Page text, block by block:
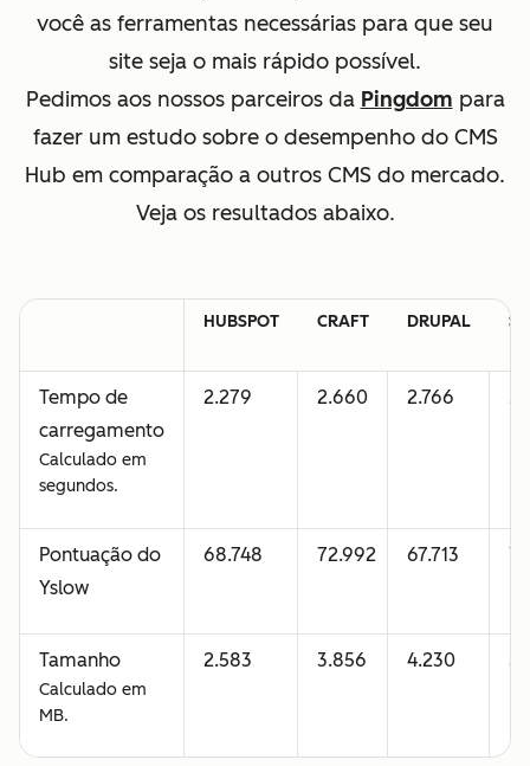
você as ferramentas necessárias para que seu
site seja o mais rápido possível.
Pedimos aos nossos parceiros da Pingdom para
fazer um estudo sobre o desempenho do CMS
Hub em comparação a outros CMS do mercado.
Veja os resultados abaixo.
HUBSPOT CRAFT DRUPAL
Tempo de
carregamento
Calculado em
segundos.
2.279 2.660 2.766
Pontuação do
Yslow
68.748 72.992 67.713
Tamanho
Calculado em
MB.
2.583 3.856 4.230